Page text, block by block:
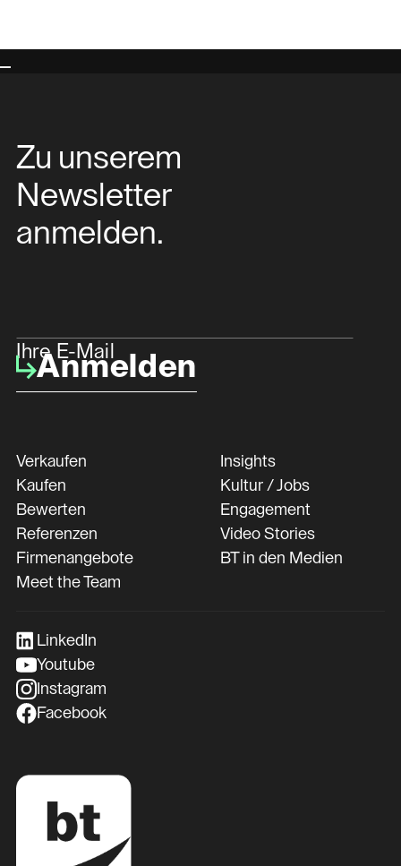
Zu unserem
Newsletter
anmelden.
Ihre E-Mail
Anmelden
Verkaufen
Kaufen
Bewerten
Referenzen
Firmenangebote
Meet the Team
Insights
Kultur / Jobs
Engagement
Video Stories
BT in den Medien
LinkedIn
Youtube
Instagram
Facebook